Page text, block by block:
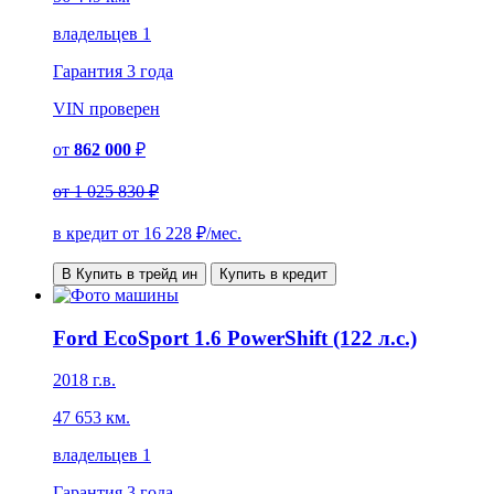
владельцев 1
Гарантия 3 года
VIN проверен
от 862 000 ₽
от1 025 830 ₽
в кредит от 16 228 ₽/мес.
В Купить в трейд ин Купить в кредит
Ford EcoSport 1.6 PowerShift (122 л.с.)
2018 г.в.
47 653 км.
владельцев 1